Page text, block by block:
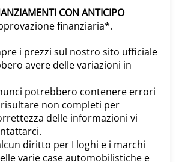
Chiama 081 847 3635
WhatsApp 081 847 3635
info@emmerreauto.com
Info